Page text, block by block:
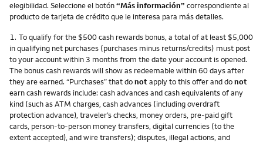
elegibilidad. Seleccione el botón“Más información” correspondiente al
producto de tarjeta de crédito que le interesa para más detalles.
Nota
1. To qualify for the $500 cash rewards bonus, a total of at least $5,000
in qualifying net purchases (purchases minus returns/credits) must post
to your account within 3 months from the date your account is opened.
The bonus cash rewards will show as redeemable within 60 days after
they are earned. “Purchases” that donotapply to this offer and donot
earn cash rewards include: cash advances and cash equivalents of any
kind (such as ATM charges, cash advances (including overdraft
protection advance), traveler’s checks, money orders, pre-paid gift
cards, person-to-person money transfers, digital currencies (to the
extent accepted), and wire transfers); disputes, illegal actions, and